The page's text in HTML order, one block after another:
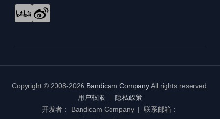
Copyright © 2008-2026 Bandicam Company.All rights reserved.
用户权限 |
隐私政策
开发者： Bandicam Company | 联系邮箱：